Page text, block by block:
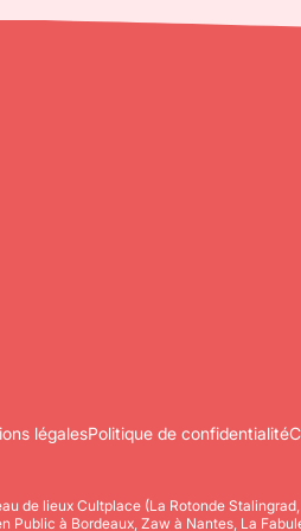
légalesPolitique de confidentialité
de lieux Cultplace (La Rotonde Stalingrad,
Public à Bordeaux, Zaw à Nantes, La